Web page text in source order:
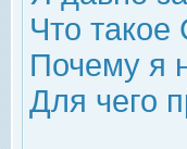
Что такое
Почему я
Для чего